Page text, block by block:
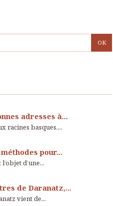
adresses à...
racines basques,...
pour...
d’une...
de Daranatz,...
vient de...